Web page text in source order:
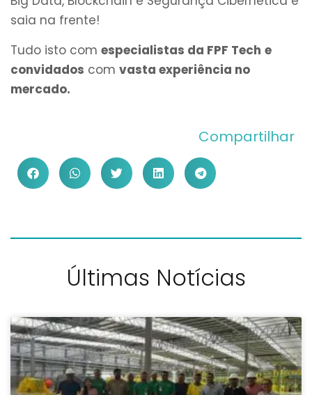
saia na frente!
Tudo isto com especialistas da FPF Tech e
convidados com vasta experiência no
mercado.
Compartilhar
Últimas Notícias